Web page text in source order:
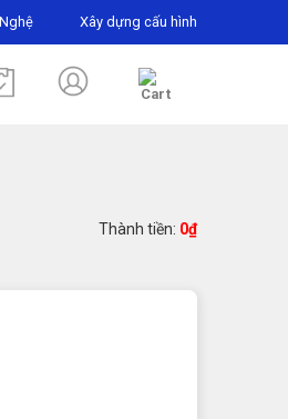
Xây dựng cấu hình
Thành tiền: 0₫